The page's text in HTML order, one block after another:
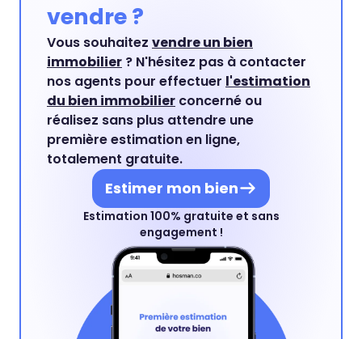
vendre ?
Vous souhaitez vendre un bien
immobilier ? N'hésitez pas à contacter
nos agents pour effectuer l'estimation
du bien immobilier concerné ou
réalisez sans plus attendre une
première estimation en ligne,
totalement gratuite.
Estimer mon bien
Estimation 100% gratuite et sans
engagement !